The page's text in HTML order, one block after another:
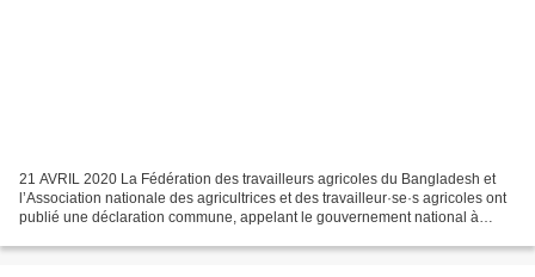
21 AVRIL 2020 La Fédération des travailleurs agricoles du Bangladesh et
l’Association nationale des agricultrices et des travailleur·se·s agricoles ont
publié une déclaration commune, appelant le gouvernement national à